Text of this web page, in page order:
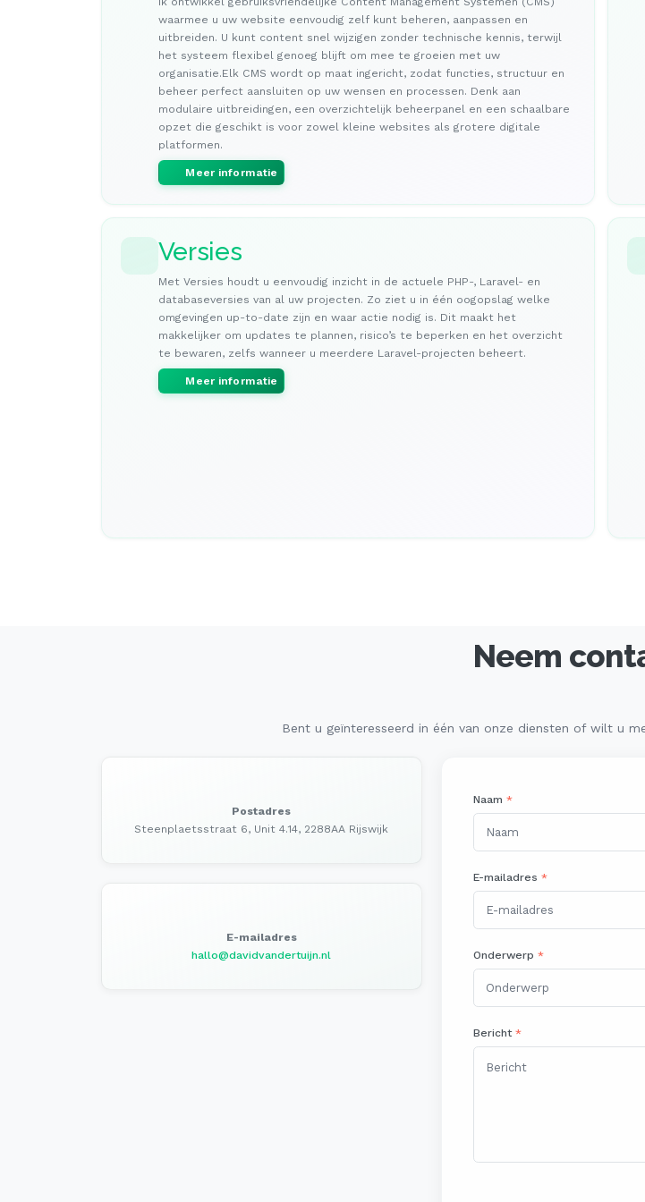
waarmee u uw website eenvoudig zelf kunt beheren, aanpassen en
uitbreiden. U kunt content snel wijzigen zonder technische kennis, terwijl
het systeem flexibel genoeg blijft om mee te groeien met uw
organisatie.Elk CMS wordt op maat ingericht, zodat functies, structuur en
beheer perfect aansluiten op uw wensen en processen. Denk aan
modulaire uitbreidingen, een overzichtelijk beheerpanel en een schaalbare
opzet die geschikt is voor zowel kleine websites als grotere digitale
platformen.
Meer informatie
Versies
Met Versies houdt u eenvoudig inzicht in de actuele PHP-, Laravel- en
databaseversies van al uw projecten. Zo ziet u in één oogopslag welke
omgevingen up-to-date zijn en waar actie nodig is. Dit maakt het
makkelijker om updates te plannen, risico’s te beperken en het overzicht
te bewaren, zelfs wanneer u meerdere Laravel-projecten beheert.
Meer informatie
Neem
Bent u geïnteresseerd in één van onze diensten of wilt u
Postadres
Steenplaetsstraat 6, Unit 4.14, 2288AA Rijswijk
E-mailadres
hallo@davidvandertuijn.nl
Naam *
E-mailadres *
Onderwerp *
Bericht *